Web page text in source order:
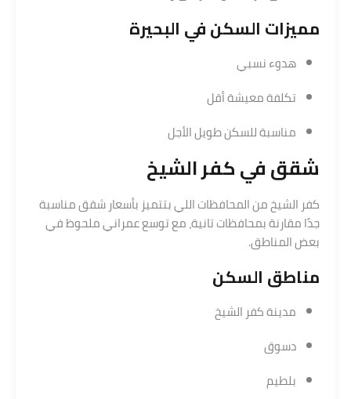
مميزات السكن في البحيرة
هدوء نسبي
تكلفة معيشة أقل
مناسبة للسكن طويل الأجل
شقق في كفر الشيخ
كفر الشيخ من المحافظات اللي بتتميز بأسعار شقق مناسبة
جدًا مقارنة بمحافظات تانية، مع توسع عمراني ملحوظ في
بعض المناطق.
مناطق السكن
مدينة كفر الشيخ
دسوق
بلطيم